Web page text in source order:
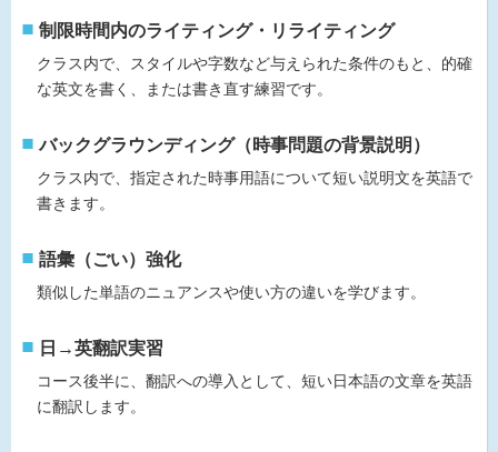
制限時間内のライティング・リライティング
クラス内で、スタイルや字数など与えられた条件のもと、的確
な英文を書く、または書き直す練習です。
バックグラウンディング（時事問題の背景説明）
クラス内で、指定された時事用語について短い説明文を英語で
書きます。
語彙（ごい）強化
類似した単語のニュアンスや使い方の違いを学びます。
日→英翻訳実習
コース後半に、翻訳への導入として、短い日本語の文章を英語
に翻訳します。